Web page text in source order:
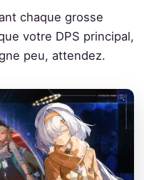
chaque grosse
votre DPS principal,
peu, attendez.